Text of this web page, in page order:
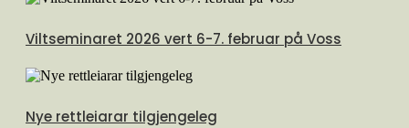
Viltseminaret 2026 vert 6-7. februar på Voss
Nye rettleiarar tilgjengeleg